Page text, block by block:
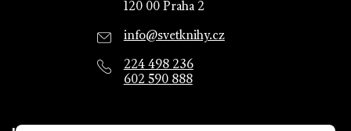
120 00 Praha 2
info@svetknihy.cz
224 498 236
602 590 888